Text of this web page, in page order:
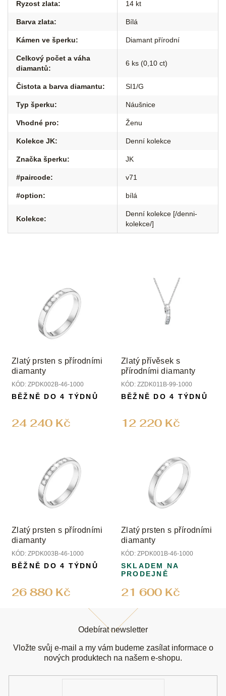
Ryzost zlata: 14 kt
Barva zlata: Bílá
Kámen ve šperku: Diamant přírodní
Celkový počet a váha
diamantů:
6 ks (0,10 ct)
Čistota a barva diamantu: SI1/G
Typ šperku: Náušnice
Vhodné pro: Ženu
Kolekce JK: Denní kolekce
Značka šperku: JK
#paircode: v71
#option: bílá
Kolekce:
Denní kolekce [/denni-
kolekce/]
Zlatý prsten s přírodními
diamanty
KÓD: ZPDK002B-46-1000
24 240 Kč
BĚŽNĚ DO 4 TÝDNŮ
Zlatý přívěsek s
přírodními diamanty
KÓD: ZZDK011B-99-1000
12 220 Kč
BĚŽNĚ DO 4 TÝDNŮ
Zlatý prsten s přírodními
diamanty
KÓD: ZPDK003B-46-1000
26 880 Kč
BĚŽNĚ DO 4 TÝDNŮ
Zlatý prsten s přírodními
diamanty
KÓD: ZPDK001B-46-1000
21 600 Kč
SKLADEM NA
PRODEJNĚ
Odebírat newsletter
Vložte svůj e-mail a my vám budeme zasílat informace o
nových produktech na našem e-shopu.